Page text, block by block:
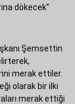
dökecek”
Şemsettin
merak ettiler.
olarak bir ilki
merak ettiği